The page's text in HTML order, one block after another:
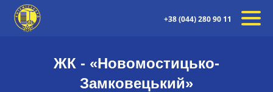
+38 (044) 280 90 11
ЖК - «Новомостицько-
Замковецький»